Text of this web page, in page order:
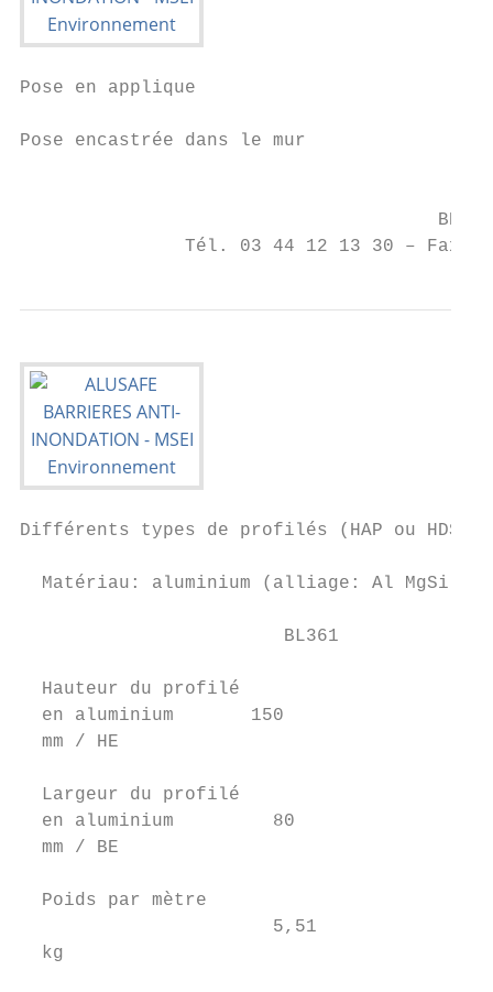
Pose en applique
Pose encastrée dans le mur
BP
Tél. 03 44 12 13 30 – Fax
Différents types de profilés (HAP ou HDS)
Matériau: aluminium (alliage: Al MgSi
BL361
  Hauteur du profilé
en aluminium       150
  mm / HE
  Largeur du profilé
en aluminium         80
  mm / BE
  Poids par mètre
5,51
  kg